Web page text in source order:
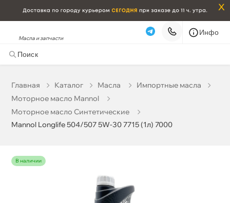
x
Масла и запчасти
Инфо
Главная Катало Масла
Импортные масла
Моторное масло Mannol
Моторное масло Синтетические
Mannol Longlife 504/507 5W-30 7715 (1л) 7000
наличии
Бесплатная Сегодня, 06.08 (при заказе от 2000₽)
Срочная за 2 ч – 399 ₽